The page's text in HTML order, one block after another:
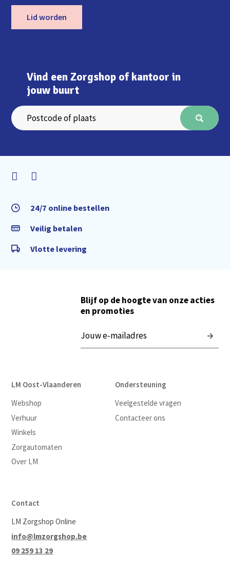
Lid worden
Vind een Zorgshop of kantoor in
jouw buurt
24/7 online bestellen
Veilig betalen
Vlotte levering
Blijf op de hoogte van onze acties
en promoties
LM Oost-Vlaanderen
Webshop
Verhuur
Winkels
Zorgautomaten
Over LM
Ondersteuning
Veelgestelde vragen
Contacteer ons
Contact
LM Zorgshop Online
info@lmzorgshop.be
09 259 13 29